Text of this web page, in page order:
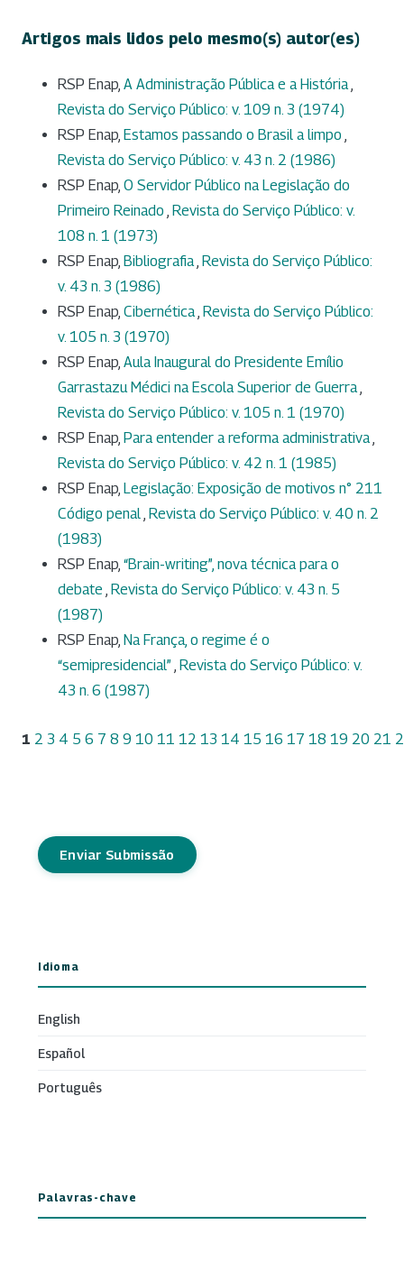
Artigos mais lidos pelo mesmo(s) autor(es)
RSP Enap, A Administração Pública e a História,
Revista do Serviço Público: v. 109 n. 3 (1974)
RSP Enap, Estamos passando o Brasil a limpo ,
Revista do Serviço Público: v. 43 n. 2 (1986)
RSP Enap, O Servidor Público na Legislação do
Primeiro Reinado , Revista do Serviço Público: v.
108 n. 1 (1973)
RSP Enap, Bibliografia, Revista do Serviço Público:
v. 43 n. 3 (1986)
RSP Enap, Cibernética, Revista do Serviço Público:
v. 105 n. 3 (1970)
RSP Enap, Aula Inaugural do Presidente Emílio
Garrastazu Médici na Escola Superior de Guerra,
Revista do Serviço Público: v. 105 n. 1 (1970)
RSP Enap, Para entender a reforma administrativa,
Revista do Serviço Público: v. 42 n. 1 (1985)
RSP Enap, Legislação: Exposição de motivos n° 211
Código penal, Revista do Serviço Público: v. 40 n. 2
(1983)
RSP Enap, “Brain-writing”, nova técnica para o
debate , Revista do Serviço Público: v. 43 n. 5
(1987)
RSP Enap, Na França, o regime é o
“semipresidencial” , Revista do Serviço Público: v.
43 n. 6 (1987)
1 2 3 4 5 6 7 8 9 10 11 12 13 14 15 16 17 18 19 20 21
Enviar Submissão
Idioma
English
Español
Português
Palavras-chave